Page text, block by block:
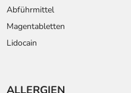
Abführmittel
Magentabletten
Lidocain
ALLERGIEN